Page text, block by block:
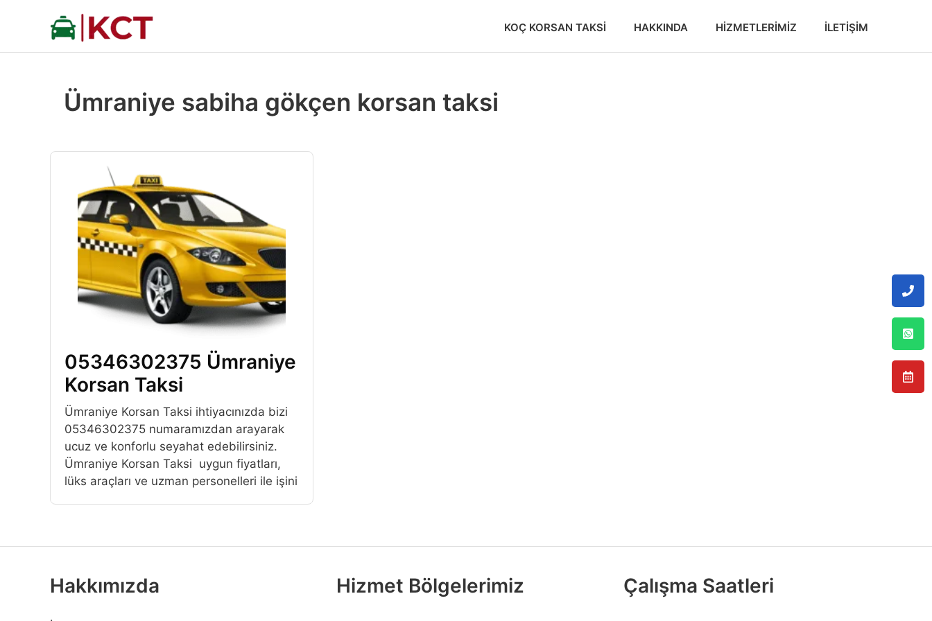
KOÇ KORSAN TAKSI HAKKINDA HIZMETLERIMIZ İLETIŞIM
Ümraniye sabiha gökçen korsan taksi
05346302375 Ümraniye
Korsan Taksi
Ümraniye Korsan Taksi ihtiyacınızda bizi
05346302375 numaramızdan arayarak
ucuz ve konforlu seyahat edebilirsiniz.
Ümraniye Korsan Taksi uygun fiyatları,
lüks araçları ve uzman personelleri ile işini
Hakkımızda Hizmet Bölgelerimiz Çalışma Saatleri